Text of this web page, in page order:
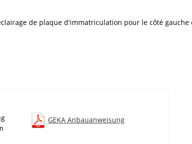
de plaque d'immatriculation pour le côté
GEKA Anbauanweisung